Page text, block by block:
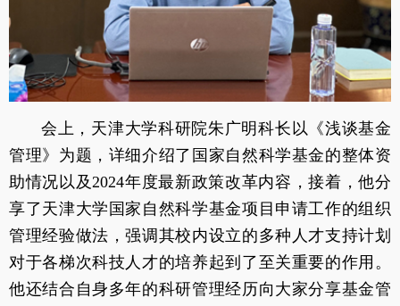
会上，天津大学科研院朱广明科长以《浅谈基金
管理》为题，详细介绍了国家自然科学基金的整体资
助情况以及2024年度最新政策改革内容，接着，他分
享了天津大学国家自然科学基金项目申请工作的组织
管理经验做法，强调其校内设立的多种人才支持计划
对于各梯次科技人才的培养起到了至关重要的作用。
他还结合自身多年的科研管理经历向大家分享基金管